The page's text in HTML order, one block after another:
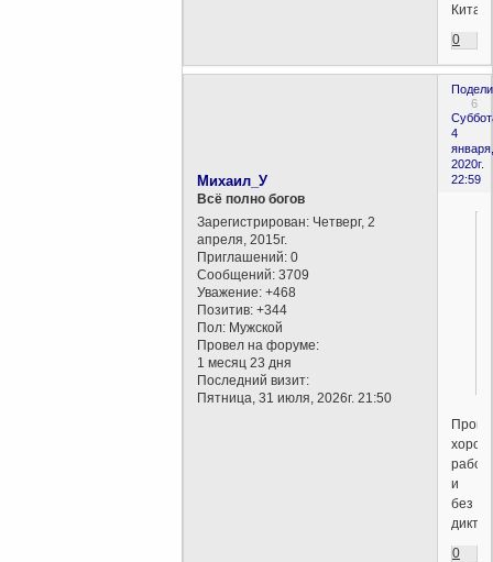
Китае.
0
6
4
января,
2020г.
22:59
Михаил_У
Всё полно богов
Зарегистрирован: Четверг, 2
апреля, 2015г.
Приглашений: 0
Сообщений: 3709
Уважение: +468
Позитив: +344
Пол: Мужской
Провел на форуме:
1 месяц 23 дня
Последний визит:
Пятница, 31 июля, 2026г. 21:50
и
без
0